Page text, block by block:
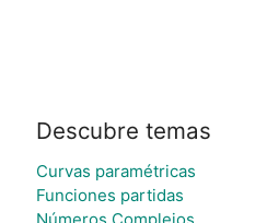
Descubre temas
Curvas paramétricas
Funciones partidas